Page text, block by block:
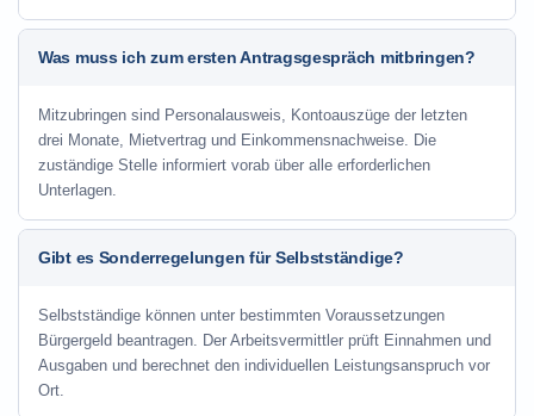
Was muss ich zum ersten Antragsgespräch mitbringen?
Mitzubringen sind Personalausweis, Kontoauszüge der letzten
drei Monate, Mietvertrag und Einkommensnachweise. Die
zuständige Stelle informiert vorab über alle erforderlichen
Unterlagen.
Gibt es Sonderregelungen für Selbstständige?
Selbstständige können unter bestimmten Voraussetzungen
Bürgergeld beantragen. Der Arbeitsvermittler prüft Einnahmen und
Ausgaben und berechnet den individuellen Leistungsanspruch vor
Ort.